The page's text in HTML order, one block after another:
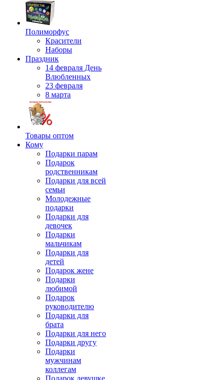
Полиморфус
Красители
Наборы
Праздник
14 февраля День
Влюбленных
23 февраля
8 марта
Товары оптом
Кому
Подарки парам
Подарок
родственникам
Подарки для всей
семьи
Молодежные
подарки
Подарки для
девочек
Подарки
мальчикам
Подарки для
детей
Подарок жене
Подарки
любимой
Подарок
руководителю
Подарки для
брата
Подарки для него
Подарки другу
Подарки
мужчинам
коллегам
Подарок девушке